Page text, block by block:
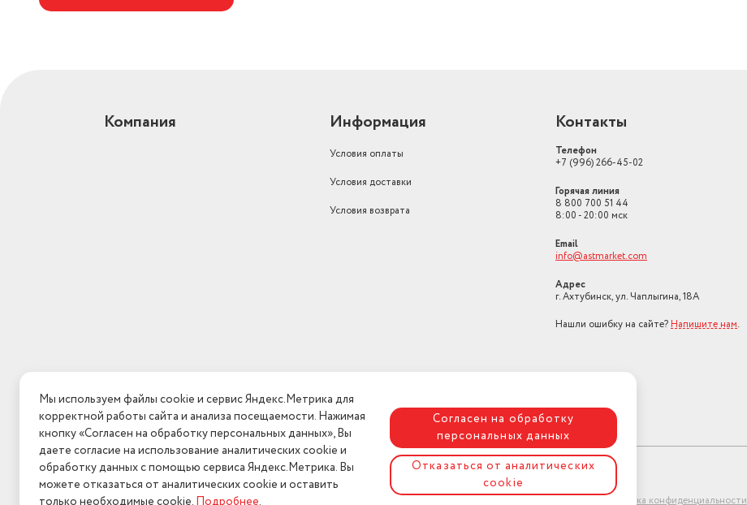
Компания Информация
Условия оплаты
Условия доставки
Условия возврата
Контакты
Телефон
+7 (996) 266-45-02
Горячая линия
8 800 700 51 44
8:00 - 20:00 мск
Email
info@astmarket.com
Адрес
г. Ахтубинск, ул. Чаплыгина, 18А
Нашли ошибку на сайте? Напишите нам.
Политика конфиденциальности
Мы используем файлы cookie и сервис Яндекс.Метрика для
корректной работы сайта и анализа посещаемости. Нажимая
кнопку «Согласен на обработку персональных данных», Вы
даете согласие на использование аналитических cookie и
обработку данных с помощью сервиса Яндекс.Метрика. Вы
можете отказаться от аналитических cookie и оставить
только необходимые cookie. Подробнее.
Согласен на обработку
персональных данных
Отказаться от аналитических
cookie